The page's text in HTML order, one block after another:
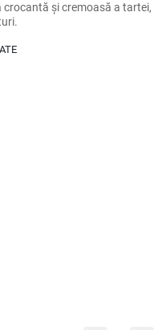
și cremoasă a tartei,